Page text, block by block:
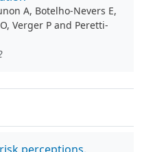
A, Botelho-Nevers E,
Verger P and Peretti-